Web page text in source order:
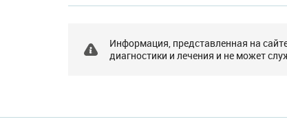
Информация, представленная на
диагностики и лечения и не может